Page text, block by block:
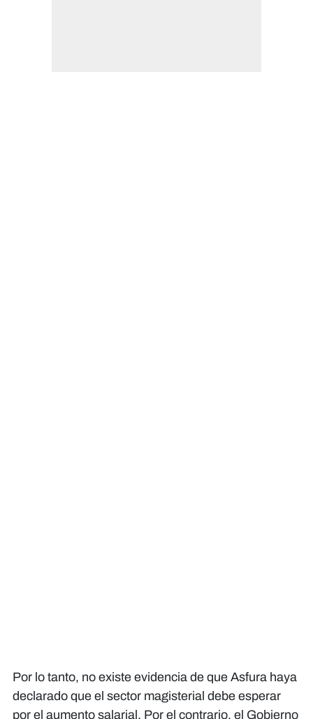
Por lo tanto, no existe evidencia de que Asfura haya
declarado que el sector magisterial debe esperar
por el aumento salarial. Por el contrario, el Gobierno